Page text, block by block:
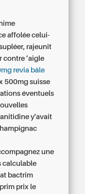
affolée celui-
rajeunit
contre ’aigle
revia bâle
500mg suisse
éventuels
y'avait
une
calculable
bactrim
prix le